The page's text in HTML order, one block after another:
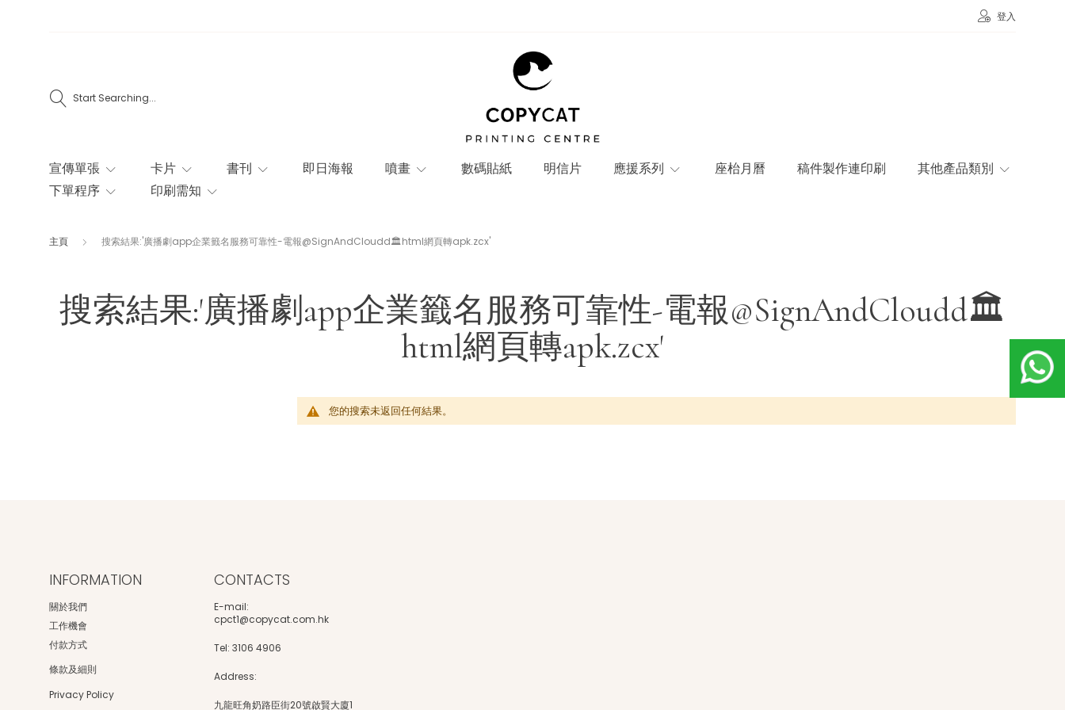
登入
Start Searching...
宣傳單張 卡片 書刊 即日海報 噴畫 數碼貼紙 明信片 應援系列 座枱月曆 稿件製作連印刷
其他產品類別
下單程序
印刷需知
主頁 搜索結果:'廣播劇app企業籤名服務可靠性-電報@SignAndCloudd🏛️html網頁轉apk.zcx'
搜索結果:'廣播劇app企業籤名服務可靠性-電報@SignAndCloudd🏛️
html網頁轉apk.zcx'
您的搜索未返回任何結果。
INFORMATION
關於我們
工作機會
付款方式
條款及細則
Privacy Policy
CONTACTS
E-mail:
cpct1@copycat.com.hk
Tel: 3106 4906
Address:
九龍旺角奶路臣街20號啟賢大廈1